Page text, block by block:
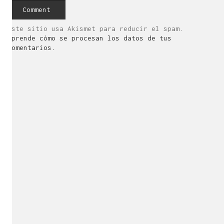
Este sitio usa Akismet para reducir el spam.
Aprende cómo se procesan los datos de tus
comentarios.